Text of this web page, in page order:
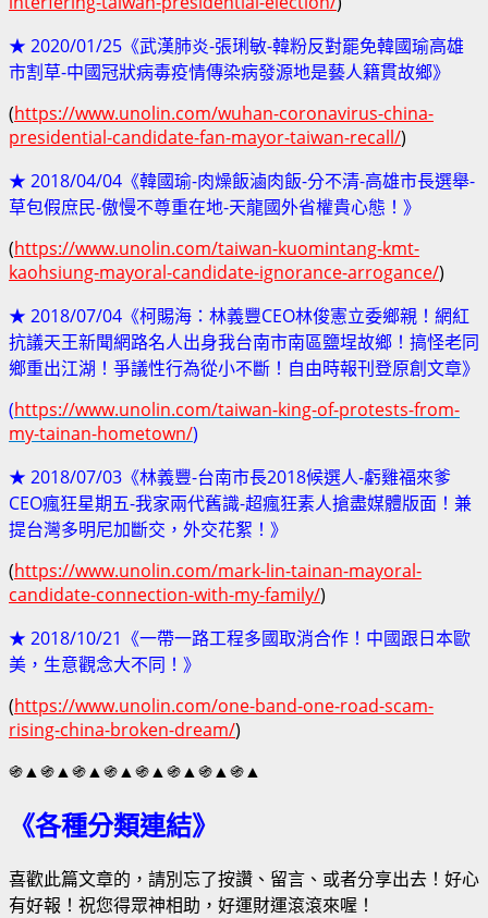
★ 2020/01/25《武漢肺炎-張琍敏-韓粉反對罷免韓國瑜高雄
市割草-中國冠狀病毒疫情傳染病發源地是藝人籍貫故鄉》
(https://www.unolin.com/wuhan-coronavirus-china-
presidential-candidate-fan-mayor-taiwan-recall/)
★ 2018/04/04《韓國瑜-肉燥飯滷肉飯-分不清-高雄市長選舉-
草包假庶民-傲慢不尊重在地-天龍國外省權貴心態！》
(https://www.unolin.com/taiwan-kuomintang-kmt-
kaohsiung-mayoral-candidate-ignorance-arrogance/)
★ 2018/07/04《柯賜海：林義豐CEO林俊憲立委鄉親！網紅
抗議天王新聞網路名人出身我台南市南區鹽埕故鄉！搞怪老同
鄉重出江湖！爭議性行為從小不斷！自由時報刊登原創文章》
(https://www.unolin.com/taiwan-king-of-protests-from-
my-tainan-hometown/)
★ 2018/07/03《林義豐-台南市長2018候選人-虧雞福來爹
CEO瘋狂星期五-我家兩代舊識-超瘋狂素人搶盡媒體版面！兼
提台灣多明尼加斷交，外交花絮！》
(https://www.unolin.com/mark-lin-tainan-mayoral-
candidate-connection-with-my-family/)
★ 2018/10/21《一帶一路工程多國取消合作！中國跟日本歐
美，生意觀念大不同！》
(https://www.unolin.com/one-band-one-road-scam-
rising-china-broken-dream/)
֍▲֍▲֍▲֍▲֍▲֍▲֍▲֍▲
《各種分類連結》
喜歡此篇文章的，請別忘了按讚、留言、或者分享出去！好心
有好報！祝您得眾神相助，好運財運滾滾來喔！